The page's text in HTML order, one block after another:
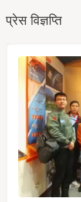
प्रेस विज्ञप्ति